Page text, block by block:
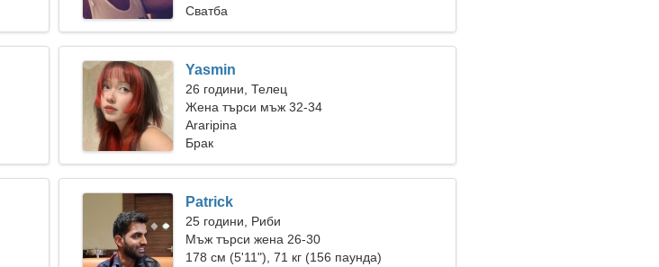
Сватба
Yasmin
26 години, Телец
Жена търси мъж 32-34
Araripina
Брак
Patrick
25 години, Риби
Мъж търси жена 26-30
178 см (5'11"), 71 кг (156 паунда)